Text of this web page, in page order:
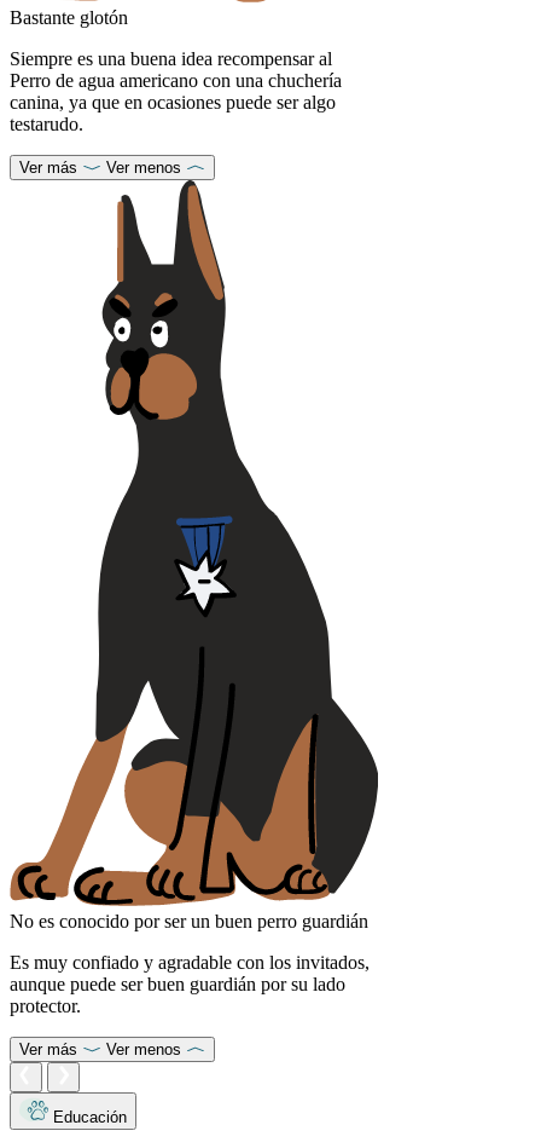
Bastante glotón
Siempre es una buena idea recompensar al
Perro de agua americano con una chuchería
canina, ya que en ocasiones puede ser algo
testarudo.
Ver más Ver menos
No es conocido por ser un buen perro guardián
Es muy confiado y agradable con los invitados,
aunque puede ser buen guardián por su lado
protector.
Ver más Ver menos
Educación